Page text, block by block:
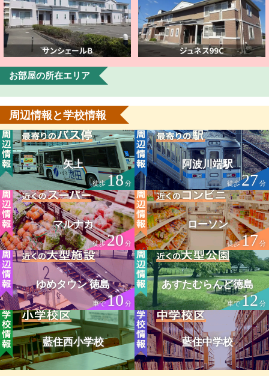
お部屋の所在エリア
周辺情報と学校情報
矢上
徒歩18分
阿波川端駅
徒歩27分
マルナカ
徒歩20分
ローソン
徒歩17分
ゆめタウン 徳島
車で10分
あすたむらんど徳島
車で12 分
藍住西小学校 藍住中学校